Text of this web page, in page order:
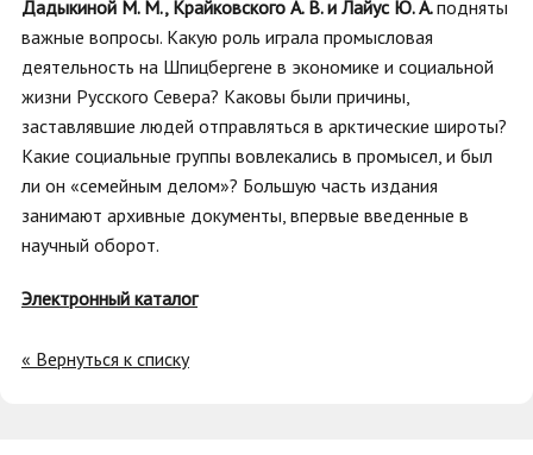
Дадыкиной М. М., Крайковского А. В. и Лайус Ю. А.подняты
важные вопросы. Какую роль играла промысловая
деятельность на Шпицбергене в экономике и социальной
жизни Русского Севера? Каковы были причины,
заставлявшие людей отправляться в арктические широты?
Какие социальные группы вовлекались в промысел, и был
ли он «семейным делом»? Большую часть издания
занимают архивные документы, впервые введенные в
научный оборот.
Электронный каталог
« Вернуться к списку